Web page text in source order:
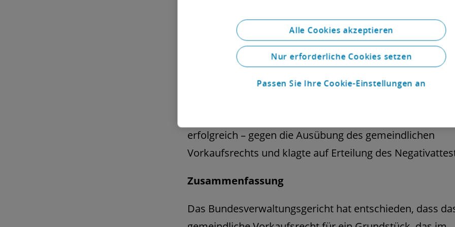
Wohnbevölkerung aus dem Gebiet verdrängt wird, wenn
Anschluss an die Veräußerung die Wohnungen
die Mieten erhöht oder die Mietwohnungen in
Eigentumswohnungen umgewandelt würden.
erfolgreich – gegen die Ausübung des gemeindlichen
Vorkaufsrechts und klagte auf Erteilung des
Zusammenfassung
Das Bundesverwaltungsgericht hat entschieden, dass
Alle Cookies akzeptieren
Nur erforderliche Cookies setzen
Passen Sie Ihre Cookie-Einstellungen an